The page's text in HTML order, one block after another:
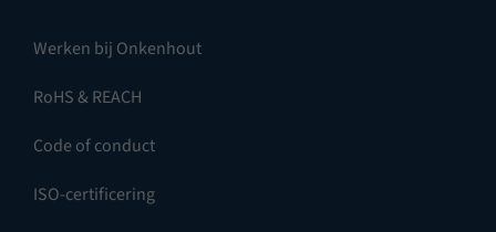
Werken bij Onkenhout
RoHS & REACH
Code of conduct
ISO-certificering